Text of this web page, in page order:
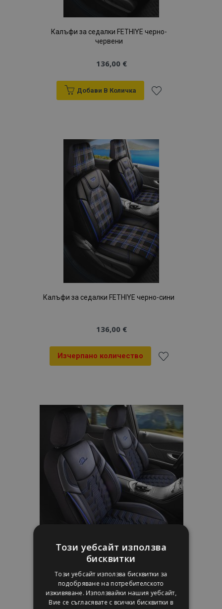
Калъфи за седалки FETHIYE черно-
червени
136,00 €
Добави В Количка
Списък
с
желани
продукти
Калъфи за седалки FETHIYE черно-сини
136,00 €
Изчерпано количество
Списък
с
желани
продукти
Калъфи за седалки BERLIN черно-сини
139,00 €
Този уебсайт използва
бисквитки
Този уебсайт използва бисквитки за
подобряване на потребителското
изживяване. Използвайки нашия уебсайт,
Вие се съгласявате с всички бисквитки в